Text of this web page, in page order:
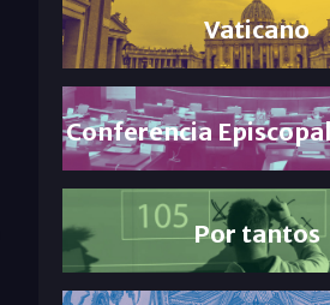
Vaticano
Conferencia
Por tantos